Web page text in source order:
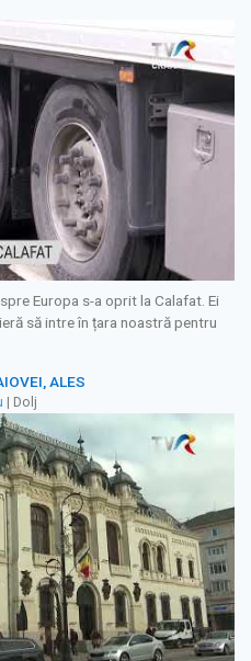
Europa s-a oprit la Calafat. Ei
să intre în țara noastră pentru
ALES
| Dolj